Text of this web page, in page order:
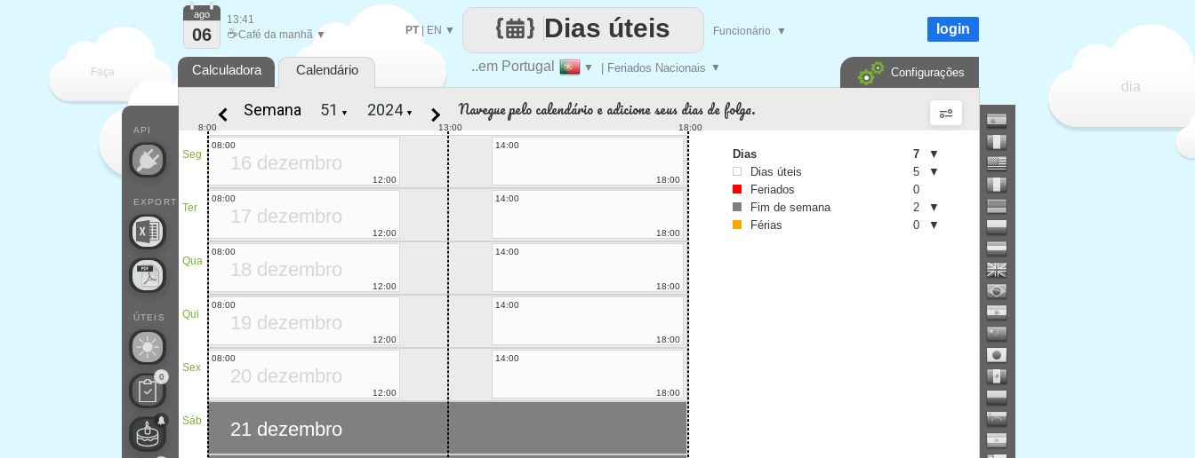
Faça
cada
dia
..em Portugal ▼ | Feriados Nacionais ▼
Dias úteis
PT| EN ▼ Funcionário ▼
API
EXPORT
ÚTEIS
0
ago
06
13:41
☕Café da manhã ▼ login
Calculadora Calendário Configurações
Semana ▼ ▼ Navegue pelo calendário e adicione seus dias de folga.
Seg
Ter
Qua
Qui
Sex
Sáb
13:00
8:00 18:00
16 dezembro
08:00
12:00
14:00
18:00
17 dezembro
08:00
12:00
14:00
18:00
18 dezembro
08:00
12:00
14:00
18:00
19 dezembro
08:00
12:00
14:00
18:00
20 dezembro
08:00
12:00
14:00
18:00
21 dezembro
Dias 7
▼
Dias úteis
5
▼
Feriados
0
Fim de semana
2
▼
Férias
0 ▼